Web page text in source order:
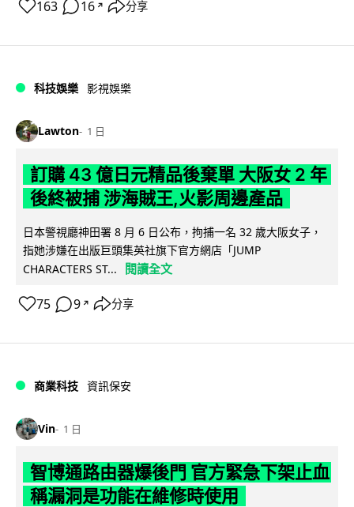
163 16 ↗ 分享
科技娛樂 影視娛樂
Lawton 1 日
訂購 43 億日元精品後棄單 大阪女 2 年
後終被捕 涉海賊王,火影周邊產品
日本警視廳神田署 8 月 6 日公布，拘捕一名 32 歲大阪女子，
指她涉嫌在出版巨頭集英社旗下官方網店「JUMP
CHARACTERS ST...
閱讀全文
75 9 ↗ 分享
商業科技 資訊保安
Vin 1 日
智博通路由器爆後門 官方緊急下架止血
稱漏洞是功能在維修時使用